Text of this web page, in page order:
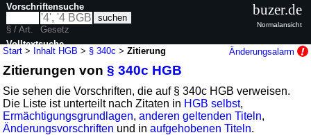
Start > Inhalt HGB > § 340c >Zitierung Änderungsalarm
Zitierungen von§ 340c HGB
Sie sehen die Vorschriften, die auf § 340c HGB verweisen.
Die Liste ist unterteilt nach Zitaten in HGB selbst,
Ermächtigungsgrundlagen,anderen geltenden Titeln,
Änderungsvorschriften und inaufgehobenen Titeln.
Vorschriftensuche
§ / Art.
Gesetz
Volltextsuche
nur in HGB
buzer.de
Normalansicht